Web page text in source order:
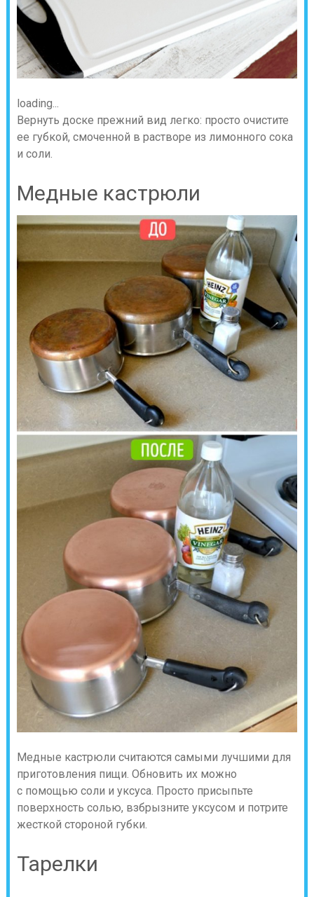
loading...
Вернуть доске прежний вид легко: просто очистите
ее губкой, смоченной в растворе из лимонного сока
и соли.
Медные кастрюли
Медные кастрюли считаются самыми лучшими для
приготовления пищи. Обновить их можно
с помощью соли и уксуса. Просто присыпьте
поверхность солью, взбрызните уксусом и потрите
жесткой стороной губки.
Тарелки